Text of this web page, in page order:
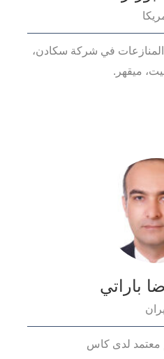
في شركة سكادن،
ميقهر.
باراتي
إيران
معتمد لدى كاس